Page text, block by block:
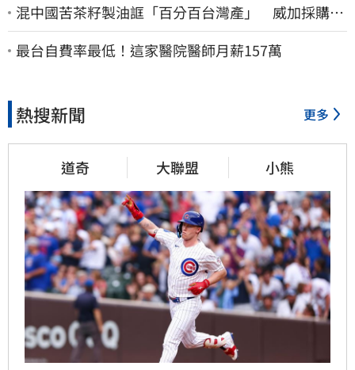
混中國苦茶籽製油誆「百分百台灣產」 威加採購
員、中間人收押禁見
最台自費率最低！這家醫院醫師月薪157萬
熱搜新聞 更多
道奇 大聯盟 小熊